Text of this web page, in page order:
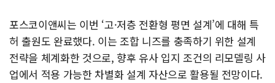
포스코이앤씨는 이번 ‘고·저층 전환형 평면 설계’에 대해 특
허 출원도 완료했다. 이는 조합 니즈를 충족하기 위한 설계
전략을 체계화한 것으로, 향후 유사 입지 조건의 리모델링 사
업에서 적용 가능한 차별화 설계 자산으로 활용될 전망이다.